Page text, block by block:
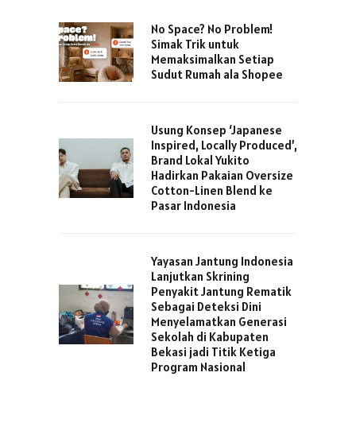
No Space? No Problem!
Simak Trik untuk
Memaksimalkan Setiap
Sudut Rumah ala Shopee
Usung Konsep ‘Japanese
Inspired, Locally Produced’,
Brand Lokal Yukito
Hadirkan Pakaian Oversize
Cotton-Linen Blend ke
Pasar Indonesia
Yayasan Jantung Indonesia
Lanjutkan Skrining
Penyakit Jantung Rematik
Sebagai Deteksi Dini
Menyelamatkan Generasi
Sekolah di Kabupaten
Bekasi jadi Titik Ketiga
Program Nasional